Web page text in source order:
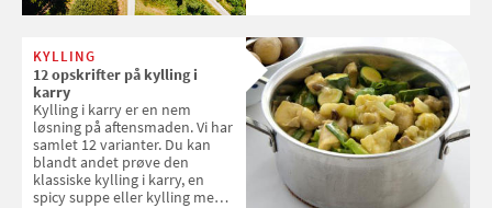
KYLLING
12 opskrifter på kylling i
karry
Kylling i karry er en nem
løsning på aftensmaden. Vi har
samlet 12 varianter. Du kan
blandt andet prøve den
klassiske kylling i karry, en
spicy suppe eller kylling med